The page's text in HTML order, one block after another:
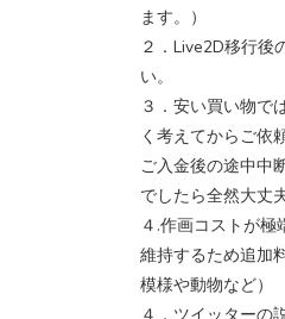
ます。）
２．Live2D移行後
い。
３．安い買い物で
く考えてからご依
ご入金後の途中中
でしたら全然大丈
４.作画コストが
維持するため追加
模様や動物など）
４．ツイッターの